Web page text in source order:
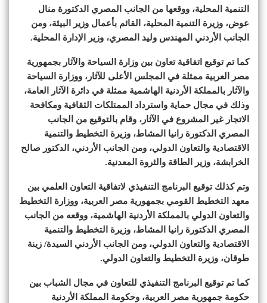
التنمية المحلية، ووقعها من الجانب المصري الدكتورة منال
عوض، وزيرة التنمية المحلية، القائم بأعمال وزير البيئة، ومن
الجانب الأردني المهندس وليد المصري، وزير الإدارة المحلية.
كما تم توقيع اتفاقية تعاون بين وزارة السياحة والآثار بجمهورية
مصر العربية ممثلة في المجلس الأعلى للآثار، ووزارة السياحة
والآثار بالمملكة الأردنية الهاشمية ممثلة في دائرة الآثار العامة،
وذلك في مجال حماية واسترداد الممتلكات الثقافية ومكافحة
الاتجار غير المشروع في الآثار، وقام بالتوقيع من الجانب
المصري الدكتورة رانيا المشاط، وزيرة التخطيط والتنمية
الاقتصادية والتعاون الدولي، ومن الجانب الأردني، الدكتور صالح
الخرابشة، وزير الطاقة والثروة المعدنية.
وتم كذلك توقيع البرنامج التنفيذي لاتفاقية التعاون العلمي بين
معهد التخطيط القومي بجمهورية مصر العربية، ووزارة التخطيط
والتعاون الدولي بالمملكة الأردنية الهاشمية، ووقعه من الجانب
المصري الدكتورة رانيا المشاط، وزيرة التخطيط والتنمية
الاقتصادية والتعاون الدولي، ومن الجانب الأردني السيدة/ زينة
طوقان، وزيرة التخطيط والتعاون الدولي.
كما تم توقيع البرنامج التنفيذي للتعاون في مجال الشباب بين
حكومة جمهورية مصر العربية، وحكومة المملكة الأردنية